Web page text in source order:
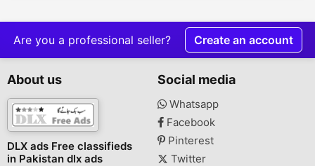
Are you a professional seller? Create an account
About us
DLX ads Free classifieds
in Pakistan dlx ads
Social media
Whatsapp
Facebook
Pinterest
Twitter